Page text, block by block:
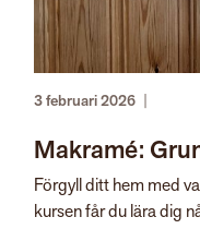
3 februari 2026
Makramé:
Förgyll ditt hem med
kursen får du lära dig